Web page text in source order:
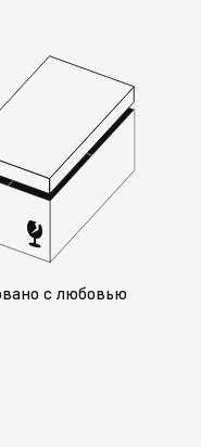
с любовью